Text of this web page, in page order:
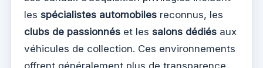
les spécialistes automobiles reconnus, les
clubs de passionnés et les salons dédiés aux
véhicules de collection. Ces environnements